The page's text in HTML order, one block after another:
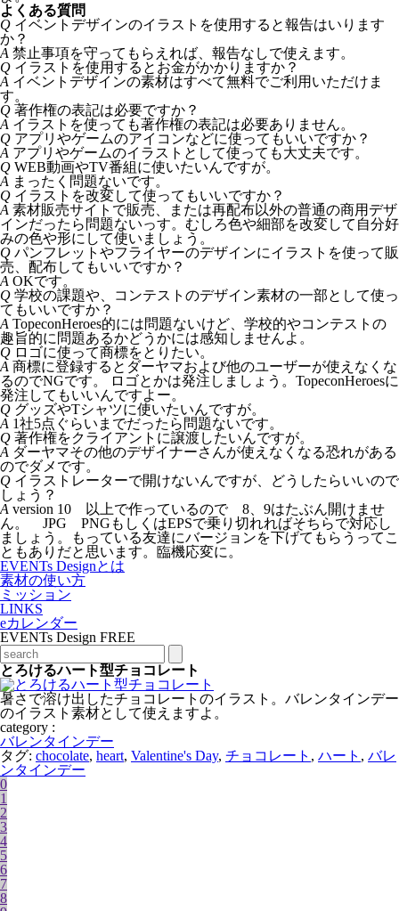
よくある質問
Q イベントデザインのイラストを使用すると報告はいります
か？
A 禁止事項を守ってもらえれば、報告なしで使えます。
Q イラストを使用するとお金がかかりますか？
A イベントデザインの素材はすべて無料でご利用いただけま
す。
Q 著作権の表記は必要ですか？
A イラストを使っても著作権の表記は必要ありません。
Q アプリやゲームのアイコンなどに使ってもいいですか？
A アプリやゲームのイラストとして使っても大丈夫です。
Q WEB動画やTV番組に使いたいんですが。
A まったく問題ないです。
Q イラストを改変して使ってもいいですか？
A 素材販売サイトで販売、または再配布以外の普通の商用デザ
インだったら問題ないっす。むしろ色や細部を改変して自分好
みの色や形にして使いましょう。
Q パンフレットやフライヤーのデザインにイラストを使って販
売、配布してもいいですか？
A OKです。
Q 学校の課題や、コンテストのデザイン素材の一部として使っ
てもいいですか？
A TopeconHeroes的には問題ないけど、学校的やコンテストの
趣旨的に問題あるかどうかには感知しませんよ。
Q ロゴに使って商標をとりたい。
A 商標に登録するとダーヤマおよび他のユーザーが使えなくな
るのでNGです。 ロゴとかは発注しましょう。TopeconHeroesに
発注してもいいんですよー。
Q グッズやTシャツに使いたいんですが。
A 1社5点ぐらいまでだったら問題ないです。
Q 著作権をクライアントに譲渡したいんですが。
A ダーヤマその他のデザイナーさんが使えなくなる恐れがある
のでダメです。
Q イラストレーターで開けないんですが、どうしたらいいので
しょう？
A version 10 以上で作っているので 8、9はたぶん開けませ
ん。 JPG PNGもしくはEPSで乗り切れればそちらで対応し
ましょう。もっている友達にバージョンを下げてもらうってこ
ともありだと思います。臨機応変に。
EVENTs Designとは
素材の使い方
ミッション
LINKS
eカレンダー
EVENTs Design FREE
とろけるハート型チョコレート
暑さで溶け出したチョコレートのイラスト。バレンタインデー
のイラスト素材として使えますよ。
category :
バレンタインデー
タグ: chocolate, heart, Valentine's Day, チョコレート , ハート , バレ
ンタインデー
0
1
2
3
4
5
6
7
8